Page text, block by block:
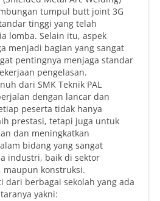
tumpul butt joint 3G
tinggi yang telah
lomba. Selain itu, aspek
menjadi bagian yang sangat
pentingnya menjaga standar
pengelasan.
dari SMK Teknik PAL
dengan lancar dan
peserta tidak hanya
prestasi, tetapi juga untuk
dan meningkatkan
bidang yang sangat
industri, baik di sektor
konstruksi.
dari berbagai sekolah yang ada
yakni: